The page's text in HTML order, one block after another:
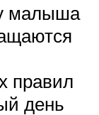
малыша
правил
день